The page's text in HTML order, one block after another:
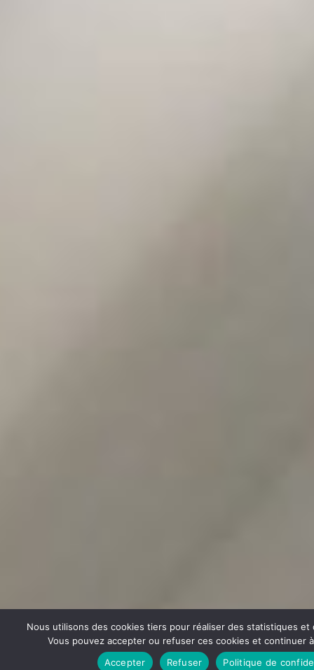
Nous utilisons des cookies tiers pour réaliser des statistiques et
Vous pouvez accepter ou refuser ces cookies et continuer
Accepter
Refuser Politique de